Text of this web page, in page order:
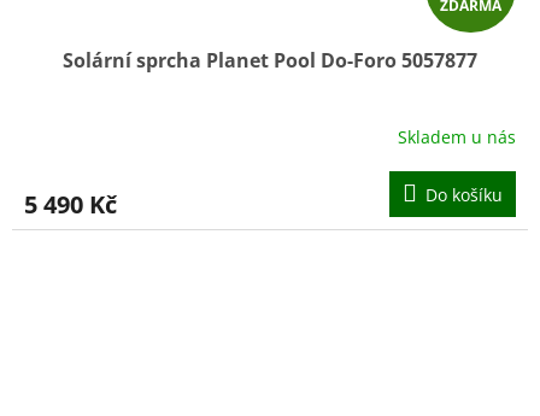
D
R
M
A
ZDARMA
Solární sprcha Planet Pool Do-Foro 5057877
je
1,0
Skladem u nás
5 490 Kč Do košíku